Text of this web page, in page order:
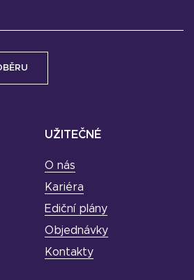
UŽITEČNÉ
O nás
Kariéra
Ediční plány
Objednávky
Kontakty